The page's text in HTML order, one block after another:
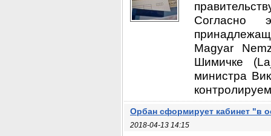
Согласно
Magyar
Шимичке
министра
Орбан сформирует кабинет "в
2018-04-13 14:15